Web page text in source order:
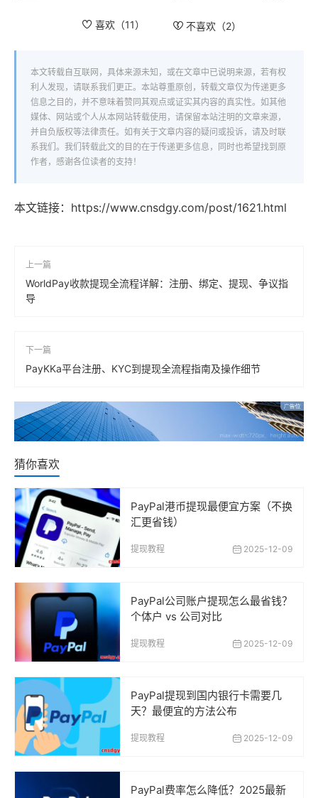
喜欢（11） 不喜欢（2）
本文转载自互联网，具体来源未知，或在文章中已说明来源，若有权
利人发现，请联系我们更正。本站尊重原创，转载文章仅为传递更多
信息之目的，并不意味着赞同其观点或证实其内容的真实性。如其他
媒体、网站或个人从本网站转载使用，请保留本站注明的文章来源，
并自负版权等法律责任。如有关于文章内容的疑问或投诉，请及时联
系我们。我们转载此文的目的在于传递更多信息，同时也希望找到原
作者，感谢各位读者的支持！
本文链接： https://www.cnsdgy.com/post/1621.html
上一篇
WorldPay收款提现全流程详解：注册、绑定、提现、争议指
导
下一篇
PayKKa平台注册、KYC到提现全流程指南及操作细节
猜你喜欢
PayPal港币提现最便宜方案（不换
汇更省钱）
提现教程 2025-12-09
PayPal公司账户提现怎么最省钱？
个体户 vs 公司对比
提现教程 2025-12-09
PayPal提现到国内银行卡需要几
天？最便宜的方法公布
提现教程 2025-12-09
PayPal费率怎么降低？2025最新